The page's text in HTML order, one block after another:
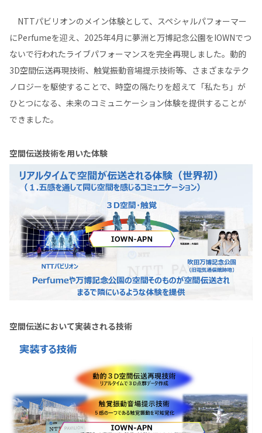
NTTパビリオンのメイン体験として、スペシャルパフォーマー
にPerfumeを迎え、2025年4月に夢洲と万博記念公園をIOWNでつ
ないで行われたライブパフォーマンスを完全再現しました。動的
3D空間伝送再現技術、触覚振動音場提示技術等、さまざまなテク
ノロジーを駆使することで、時空の隔たりを超えて「私たち」が
ひとつになる、未来のコミュニケーション体験を提供することが
できました。
空間伝送技術を用いた体験
空間伝送において実装される技術